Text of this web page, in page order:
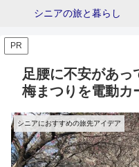
シニアの旅と暮らし
PR
足腰に不安があっ
梅まつりを電動カ
シニアにおすすめの旅先アイデア